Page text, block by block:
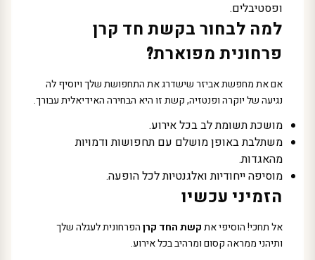
ופסטיבלים.
למה לבחור בקשת חד קרן
פרחונית מפוארת?
אם את מחפשת אביזר שישדרג את התחפושת שלך ויוסיף לה
נגיעה של יוקרה ופנטזיה, קשת זו היא הבחירה האידיאלית עבורך.
מושכת תשומת לב בכל אירוע.
משתלבת באופן מושלם עם תחפושות ודמויות
מהאגדות.
מוסיפה ייחודיות ואלגנטיות לכל הופעה.
הזמיני עכשיו
אל תחכי! הוסיפי אתקשת החד קרןהפרחונית לעגלה שלך
ותיהני ממראה קסום ומרהיב בכל אירוע.